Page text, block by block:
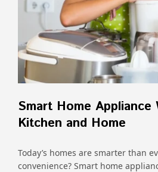
Smart Home
Kitchen and Home
Today’s homes are smarter than
convenience? Smart home